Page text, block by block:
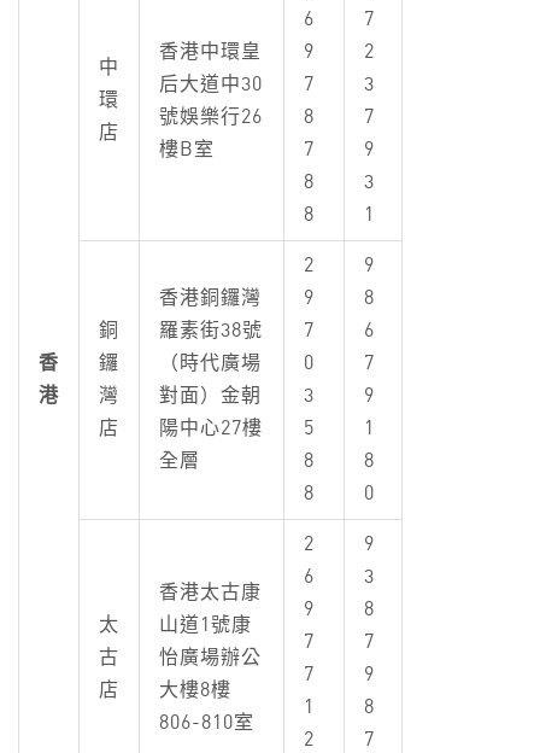
香
港
中
環
店
香港中環皇
后大道中30
號娛樂行26
樓B室
6
9
7
8
7
8
8
7
2
3
7
9
3
1
銅
鑼
灣
店
香港銅鑼灣
羅素街38號
（時代廣場
對面）金朝
陽中心27樓
全層
2
9
7
0
3
5
8
8
9
8
6
7
9
1
8
0
太
古
店
香港太古康
山道1號康
怡廣場辦公
大樓8樓
806-810室
2
6
9
7
7
1
2
9
3
8
7
9
8
7